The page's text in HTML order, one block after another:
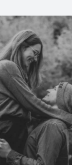
Fotoshooting an der Burgruine